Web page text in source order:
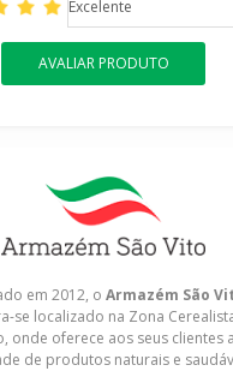
Excelente
AVALIAR PRODUTO
em 2012, o Armazém São
se localizado na Zona
onde oferece aos seus clientes
de produtos naturais e